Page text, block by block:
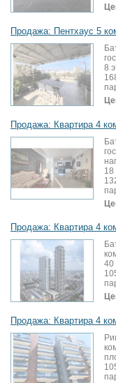
Продажа: Пентхаус 5
8
Продажа: Квартира 4
18
Продажа: Квартира 4
40
Продажа: Квартира 4